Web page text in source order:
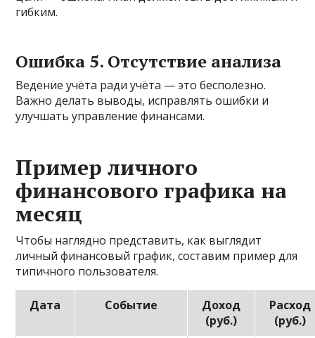
гибким.
Ошибка 5. Отсутствие анализа
Ведение учёта ради учёта — это бесполезно.
Важно делать выводы, исправлять ошибки и
улучшать управление финансами.
Пример личного
финансового графика на
месяц
Чтобы наглядно представить, как выглядит
личный финансовый график, составим пример для
типичного пользователя.
Дата Событие
Доход
(руб.)
Расход
(руб.)